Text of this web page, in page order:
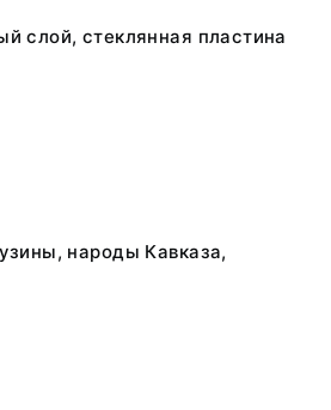
слой, стеклянная пластина
народы Кавказа,